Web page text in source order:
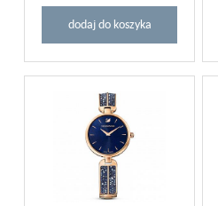
dodaj do koszyka